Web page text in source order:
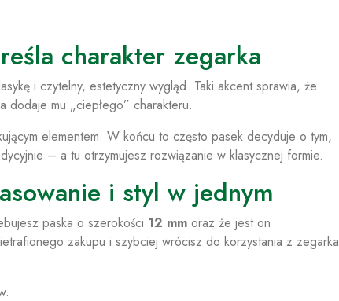
charakter zegarka
i czytelny, estetyczny wygląd. Taki akcent sprawia, że
dodaje mu „ciepłego” charakteru.
elementem. W końcu to często pasek decyduje o tym,
– a tu otrzymujesz rozwiązanie w klasycznej formie.
i styl w jednym
paska o szerokości 12 mm oraz że jest on
zakupu i szybciej wrócisz do korzystania z zegarka